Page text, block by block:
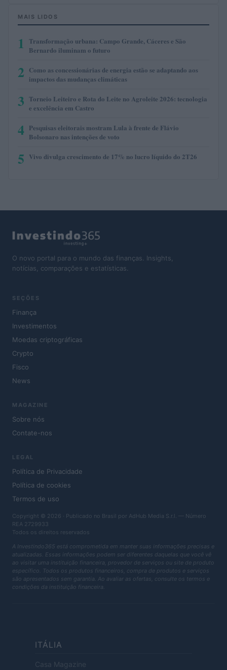
MAIS LIDOS
1 Transformação urbana: Campo Grande, Cáceres e São
Bernardo iluminam o futuro
2 Como as concessionárias de energia estão se adaptando aos
impactos das mudanças climáticas
3 Torneio Leiteiro e Rota do Leite no Agroleite 2026: tecnologia
e excelência em Castro
4 Pesquisas eleitorais mostram Lula à frente de Flávio
Bolsonaro nas intenções de voto
5 Vivo divulga crescimento de 17% no lucro líquido do 2T26
O novo portal para o mundo das finanças. Insights,
notícias, comparações e estatísticas.
SEÇÕES
Finança
Investimentos
Moedas criptográficas
Crypto
Fisco
News
MAGAZINE
Sobre nós
Contate-nos
LEGAL
Política de Privacidade
Política de cookies
Termos de uso
Copyright © 2026 · Publicado no Brasil por AdHub Media S.r.l. — Número
REA 2729933
Todos os direitos reservados
A Investindo365 está comprometida em manter suas informações precisas e
atualizadas. Essas informações podem ser diferentes daquelas que você vê
ao visitar uma instituição financeira, provedor de serviços ou site de produto
específico. Todos os produtos financeiros, compra de produtos e serviços
são apresentados sem garantia. Ao avaliar as ofertas, consulte os termos e
condições da instituição financeira.
ITÁLIA
Casa Magazine